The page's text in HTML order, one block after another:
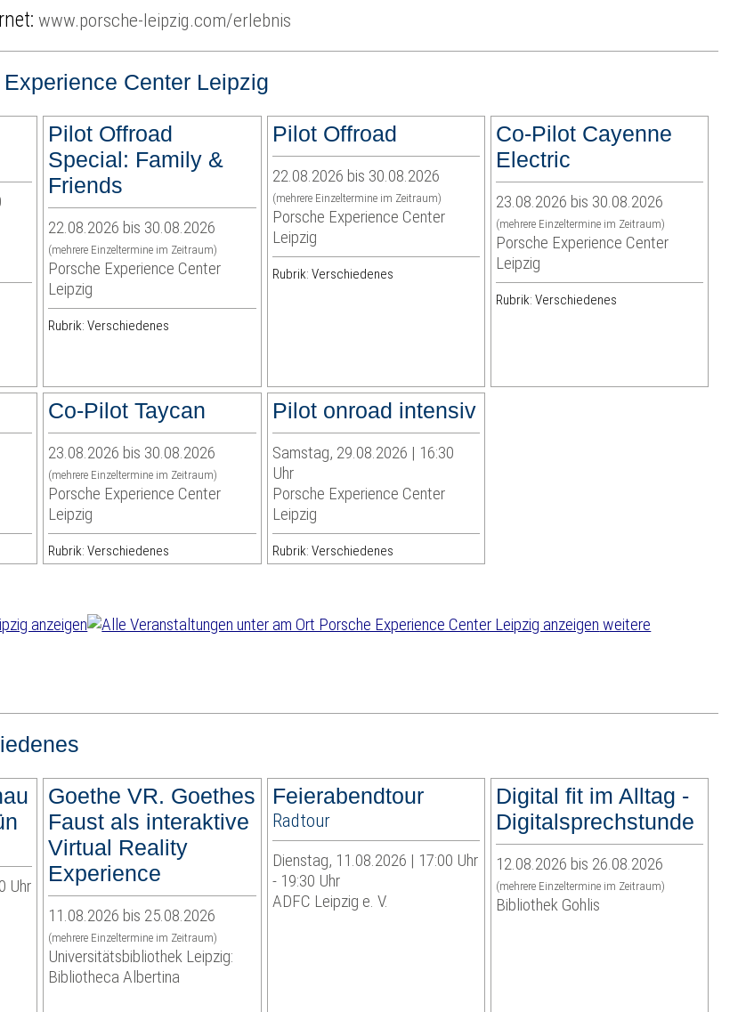
www.porsche-leipzig.com/erlebnis
Center Leipzig
Pilot Offroad
Special: Family &
Friends
22.08.2026 bis 30.08.2026
(mehrere Einzeltermine im Zeitraum)
Porsche Experience Center
Leipzig
Rubrik: Verschiedenes
Pilot Offroad
22.08.2026 bis 30.08.2026
(mehrere Einzeltermine im Zeitraum)
Porsche Experience Center
Leipzig
Rubrik: Verschiedenes
Co-Pilot Cayenne
Electric
23.08.2026 bis 30.08.2026
(mehrere Einzeltermine im Zeitraum)
Porsche Experience Center
Leipzig
Rubrik: Verschiedenes
Co-Pilot Taycan
23.08.2026 bis 30.08.2026
(mehrere Einzeltermine im Zeitraum)
Porsche Experience Center
Leipzig
Rubrik: Verschiedenes
Pilot onroad intensiv
Samstag, 29.08.2026 | 16:30
Uhr
Porsche Experience Center
Leipzig
Rubrik: Verschiedenes
weitere
Uhr
Goethe VR. Goethes
Faust als interaktive
Virtual Reality
Experience
11.08.2026 bis 25.08.2026
(mehrere Einzeltermine im Zeitraum)
Universitätsbibliothek Leipzig:
Bibliotheca Albertina
Feierabendtour
Radtour
Dienstag, 11.08.2026 | 17:00 Uhr
- 19:30 Uhr
ADFC Leipzig e. V.
Digital fit im Alltag -
Digitalsprechstunde
12.08.2026 bis 26.08.2026
(mehrere Einzeltermine im Zeitraum)
Bibliothek Gohlis